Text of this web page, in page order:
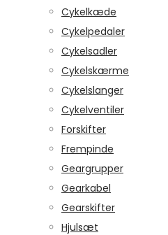
Cykelkæde
Cykelpedaler
Cykelsadler
Cykelskærme
Cykelslanger
Cykelventiler
Forskifter
Frempinde
Geargrupper
Gearkabel
Gearskifter
Hjulsæt